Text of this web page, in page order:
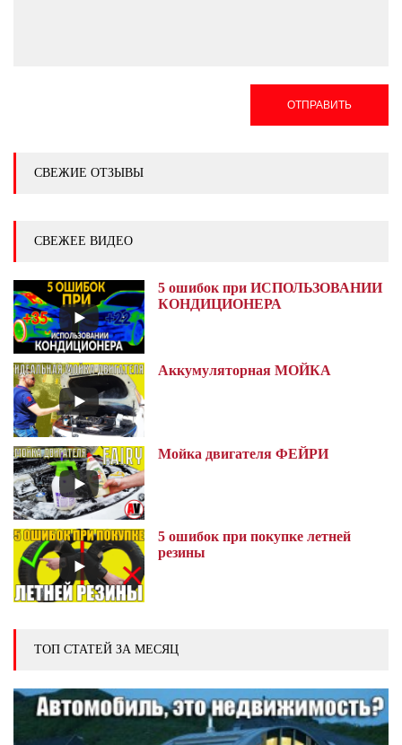
ОТПРАВИТЬ
СВЕЖИЕ ОТЗЫВЫ
СВЕЖЕЕ ВИДЕО
5 ошибок при ИСПОЛЬЗОВАНИИ
КОНДИЦИОНЕРА
Аккумуляторная МОЙКА
Мойка двигателя ФЕЙРИ
5 ошибок при покупке летней
резины
ТОП СТАТЕЙ ЗА МЕСЯЦ